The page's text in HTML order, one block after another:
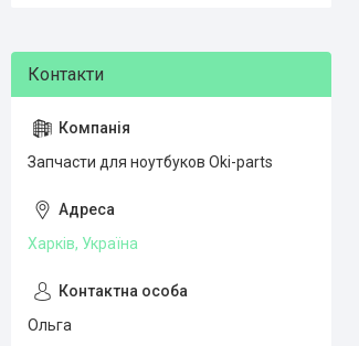
Запчасти для ноутбуков Oki-parts
Харків, Україна
Ольга